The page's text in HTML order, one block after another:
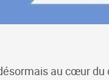
au cœur